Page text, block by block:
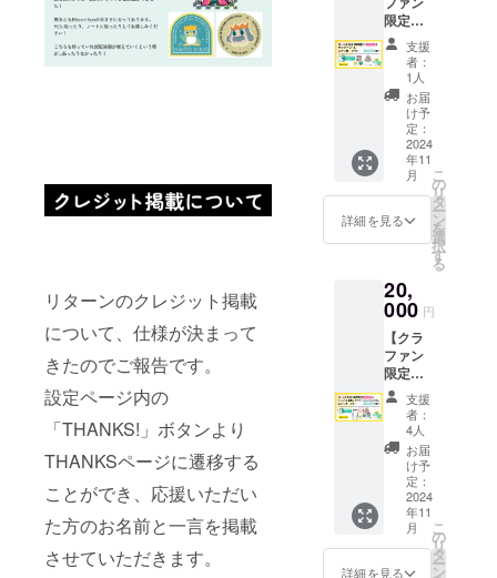
リターンのクレジット掲載
について、仕様が決まって
きたのでご報告です。
設定ページ内の
「THANKS!」ボタンより
THANKSページに遷移する
ことができ、応援いただい
た方のお名前と一言を掲載
させていただきます。
ド会員
だった
方もご
利用可
能で
す。 ※
クーポ
ン終了
後は、
サブス
クを
キャン
セルし
して毎
月360円
が発生
しま
す。
【グレ
ジット
掲載】
※備考欄
に、掲
載する
ご希望
の「お
名前」
(ニック
スに
クーポ
ンコー
ドの発
送と利
用方法
をお知
らせい
たしま
す。 ※
すでに
ゴール
ド会員
年間無
料にな
す。 ※
過去に
ゴール
ド会員
だった
方もご
利用可
能で
す。 ※
クーポ
ン終了
後は、
サブス
クを
限定】
ゴール
ド会員1
年間割
引& サ
ウナ
ハット&
ステッ
カープ
ラン ◆
注意
【ゴー
ルド会
員1年間
※入力頂
いた
メール
アドレ
スに
クーポ
ンコー
ドの発
送と利
用方法
をお知
らせい
たしま
す。 ※
すでに
ゴール
ド会員
支援
者：
1人
お届
け予
定：
2024
年11
月
詳細を見る
こ
の
リ
タ
ー
ン
を
選
択
す
る
20,
000 円
【クラ
ファン
限定】
ゴール
ド会員1
年間割
引&クレ
ジット
掲載 &
サウナ
ハット
&ミニタ
オル&ス
テッ
支援
者：
4人
お届
け予
定：
2024
年11
月
詳細を見る
こ
の
リ
タ
ー
ン